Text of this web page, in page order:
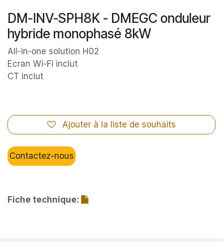
DM-INV-SPH8K - DMEGC onduleur
hybride monophasé 8kW
All-in-one solution H02
Ecran Wi-Fi inclut
CT inclut
Ajouter à la liste de souhaits
Contactez-nous
Fiche technique: